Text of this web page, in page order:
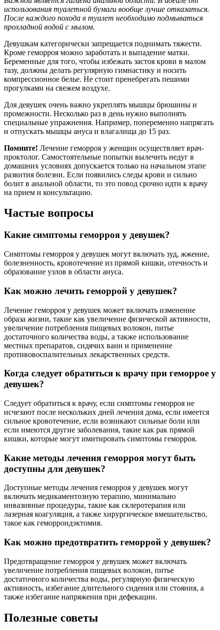
использования туалетной бумаги вообще лучше отказаться.
После каждого похода в туалет необходимо подмываться
прохладной водой с мылом.
Девушкам категорически запрещается поднимать тяжести.
Кроме геморроя можно заработать и выпадение матки.
Беременные для того, чтобы избежать застоя крови в малом
тазу, должны делать регулярную гимнастику и носить
компрессионное белье. Не стоит пренебрегать пешими
прогулками на свежем воздухе.
Для девушек очень важно укреплять мышцы брюшины и
промежности. Несколько раз в день нужно выполнять
специальные упражнения. Например, попеременно напрягать
и отпускать мышцы ануса и влагалища до 15 раз.
Помните! Лечение геморроя у женщин осуществляет врач-
проктолог. Самостоятельные попытки вылечить недуг в
домашних условиях допускается только на начальном этапе
развития болезни. Если появились следы крови и сильно
болит в анальной области, то это повод срочно идти к врачу
на прием и консультацию.
Частые вопросы
Какие симптомы геморроя у девушек?
Симптомы геморроя у девушек могут включать зуд, жжение,
болезненность, кровотечение из прямой кишки, отечность и
образование узлов в области ануса.
Как можно лечить геморрой у девушек?
Лечение геморроя у девушек может включать изменение
образа жизни, такие как увеличение физической активности,
увеличение потребления пищевых волокон, питье
достаточного количества воды, а также использование
местных препаратов, сидячих ванн и применение
противовоспалительных лекарственных средств.
Когда следует обратиться к врачу при геморрое у
девушек?
Следует обратиться к врачу, если симптомы геморроя не
исчезают после нескольких дней лечения дома, если имеется
сильное кровотечение, если возникают сильные боли или
если имеются другие заболевания, такие как рак прямой
кишки, которые могут имитировать симптомы геморроя.
Какие методы лечения геморроя могут быть
доступны для девушек?
Доступные методы лечения геморроя у девушек могут
включать медикаментозную терапию, минимально
инвазивные процедуры, такие как склеротерапия или
лазерная коагуляция, а также хирургическое вмешательство,
такое как геморроидэктомия.
Как можно предотвратить геморрой у девушек?
Предотвращение геморроя у девушек может включать
увеличение потребления пищевых волокон, питье
достаточного количества воды, регулярную физическую
активность, избегание длительного сидения или стояния, а
также избегание напряжения при дефекации.
Полезные советы